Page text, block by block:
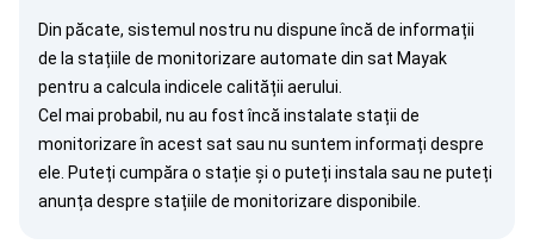
Din păcate, sistemul nostru nu dispune încă de informații
de la stațiile de monitorizare automate din sat Mayak
pentru a calcula indicele calității aerului.
Cel mai probabil, nu au fost încă instalate stații de
monitorizare în acest sat sau nu suntem informați despre
ele. Puteți cumpăra o stație și o puteți instala sau ne puteți
anunța despre stațiile de monitorizare disponibile.